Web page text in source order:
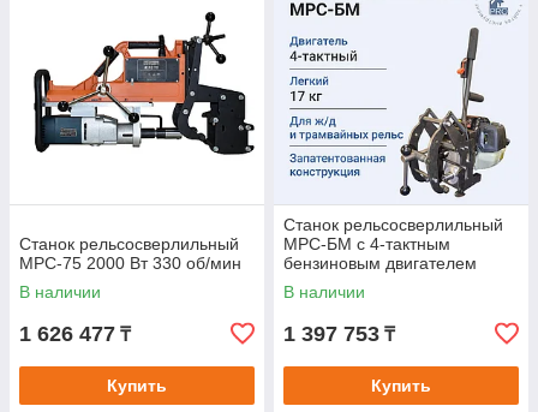
Станок рельсосверлильный
МРС-75 2000 Вт 330 об/мин
В наличии
1 626 477 ₸
Купить
Станок рельсосверлильный
МРС-БМ с 4-тактным
бензиновым двигателем
В наличии
1 397 753 ₸
Купить